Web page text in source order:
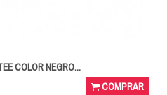
COLOR NEGRO...
COMPRAR